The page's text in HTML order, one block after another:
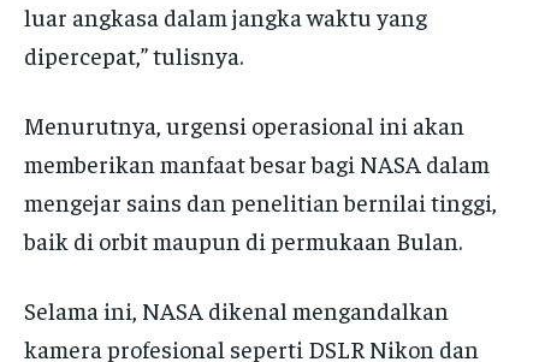
luar angkasa dalam jangka waktu yang
dipercepat,” tulisnya.
Menurutnya, urgensi operasional ini akan
memberikan manfaat besar bagi NASA dalam
mengejar sains dan penelitian bernilai tinggi,
baik di orbit maupun di permukaan Bulan.
Selama ini, NASA dikenal mengandalkan
kamera profesional seperti DSLR Nikon dan